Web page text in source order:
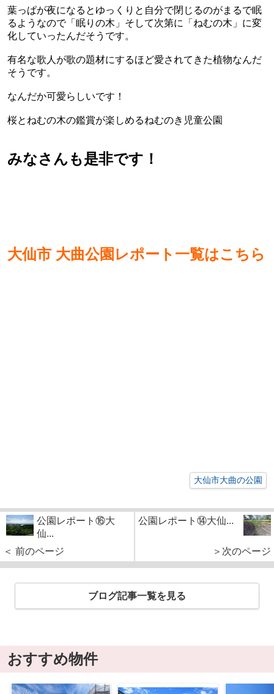
葉っぱが夜になるとゆっくりと自分で閉じるのがまるで眠
るようなので「眠りの木」そして次第に「ねむの木」に変
化していったんだそうです。
有名な歌人が歌の題材にするほど愛されてきた植物なんだ
そうです。
なんだか可愛らしいです！
桜とねむの木の鑑賞が楽しめるねむのき児童公園
みなさんも是非です！
大仙市 大曲公園レポート一覧はこちら
大仙市大曲の公園
公園レポート⑯大
仙...
＜ 前のページ
公園レポート⑭大仙...
＞次のページ
ブログ記事一覧を見る
おすすめ物件